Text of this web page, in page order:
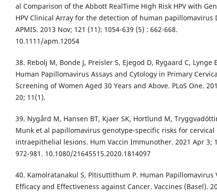
al Comparison of the Abbott RealTime High Risk HPV with
HPV Clinical Array for the detection of human papillomavirus
APMIS. 2013 Nov; 121 (11): 1054-639 (5) : 662-668.
10.1111/apm.12054
38. Rebolj M, Bonde J, Preisler S, Ejegod D, Rygaard C, Lynge
Human Papillomavirus Assays and Cytology in Primary
Screening of Women Aged 30 Years and Above. PLoS One.
20; 11(1).
39. Nygård M, Hansen BT, Kjaer SK, Hortlund M,
Munk et al papillomavirus genotype-specific risks for cervical
intraepithelial lesions. Hum Vaccin Immunother. 2021 Apr 3;
972-981. 10.1080/21645515.2020.1814097
40. Kamolratanakul S, Pitisuttithum P. Human Papillomavirus
Efficacy and Effectiveness against Cancer. Vaccines (Basel).